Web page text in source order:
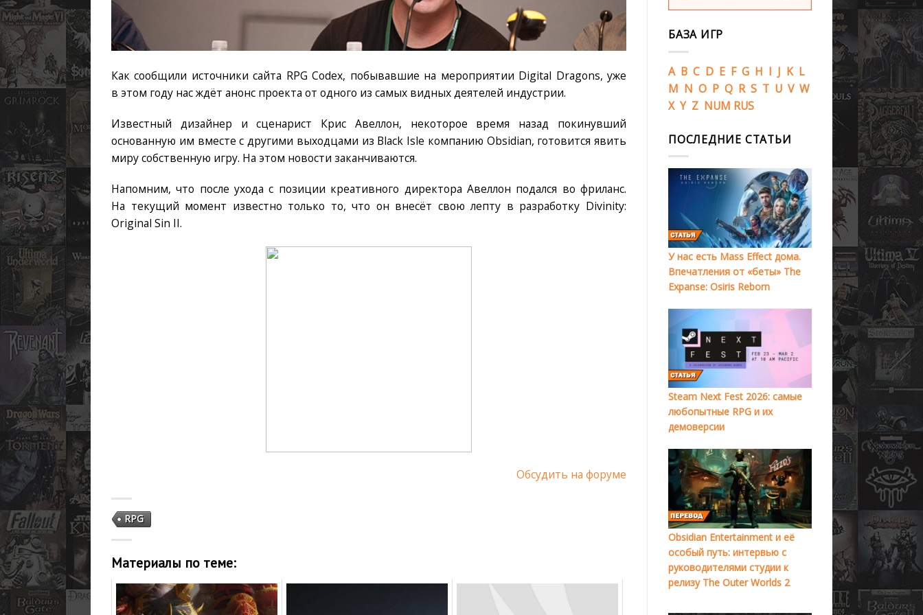
Как сообщили источники сайта RPG Codex, побывавшие на мероприятии Digital Dragons, уже
в этом году нас ждёт анонс проекта от одного из самых видных деятелей индустрии.
Известный дизайнер и сценарист Крис Авеллон, некоторое время назад покинувший
основанную им вместе с другими выходцами из Black Isle компанию Obsidian, готовится явить
миру собственную игру. На этом новости заканчиваются.
Напомним, что после ухода с позиции креативного директора Авеллон подался во фриланс.
На текущий момент известно только то, что он внесёт свою лепту в разработку Divinity:
Original Sin II.
Обсудить на форуме
RPG
Материалы по теме:
БАЗА ИГР
A B C D E F G H I J K L
M N O P Q R S T U V W
X Y Z NUM RUS
ПОСЛЕДНИЕ СТАТЬИ
У нас есть Mass Effect дома.
Впечатления от «беты» The
Expanse: Osiris Reborn
Steam Next Fest 2026: самые
любопытные RPG и их
демоверсии
Obsidian Entertainment и её
особый путь: интервью с
руководителями студии к
релизу The Outer Worlds 2